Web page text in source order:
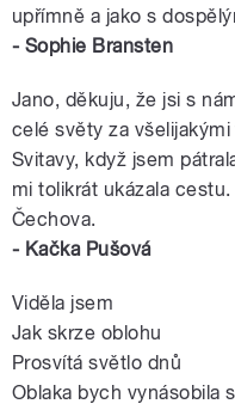
upřímně a jako s
- Sophie Bransten
Jano, děkuju, že jsi s
celé světy za
Svitavy, když jsem
mi tolikrát ukázala
Čechova.
- Kačka Pušová
Viděla jsem
Jak skrze oblohu
Prosvítá světlo dnů
Oblaka bych vynásobila